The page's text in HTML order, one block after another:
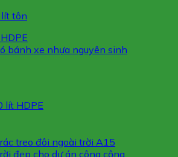
lít tôn
lít HDPE